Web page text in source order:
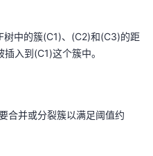
中的簇(C1)、(C2)和(C3)的距
入到(C1)这个簇中。
合并或分裂簇以满足阈值约